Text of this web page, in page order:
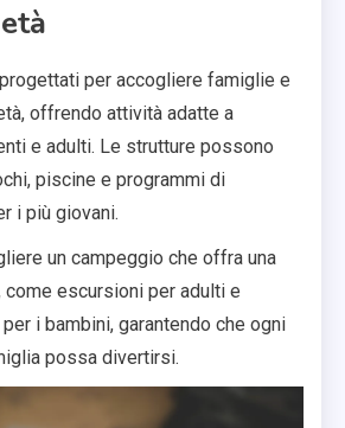
per accogliere famiglie e
offrendo attività adatte a
e adulti. Le strutture possono
piscine e programmi di
i più giovani.
un campeggio che offra una
escursioni per adulti e
i bambini, garantendo che ogni
possa divertirsi.